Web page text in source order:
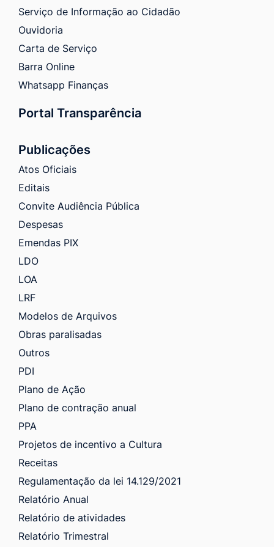
Serviço de Informação ao Cidadão
Ouvidoria
Carta de Serviço
Barra Online
Whatsapp Finanças
Portal Transparência
Publicações
Atos Oficiais
Editais
Convite Audiência Pública
Despesas
Emendas PIX
LDO
LOA
LRF
Modelos de Arquivos
Obras paralisadas
Outros
PDI
Plano de Ação
Plano de contração anual
PPA
Projetos de incentivo a Cultura
Receitas
Regulamentação da lei 14.129/2021
Relatório Anual
Relatório de atividades
Relatório Trimestral